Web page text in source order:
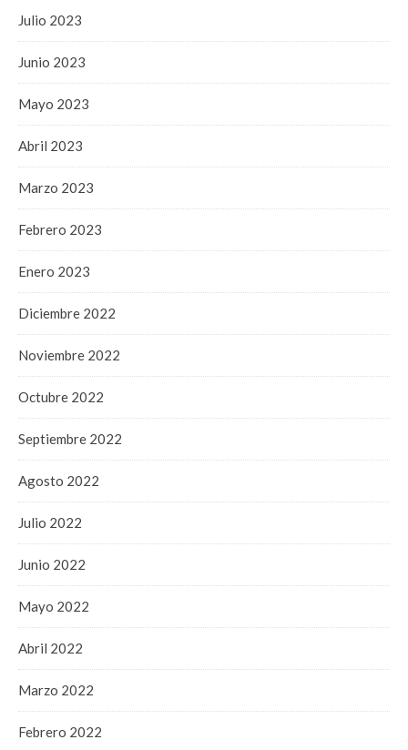
Julio 2023
Junio 2023
Mayo 2023
Abril 2023
Marzo 2023
Febrero 2023
Enero 2023
Diciembre 2022
Noviembre 2022
Octubre 2022
Septiembre 2022
Agosto 2022
Julio 2022
Junio 2022
Mayo 2022
Abril 2022
Marzo 2022
Febrero 2022